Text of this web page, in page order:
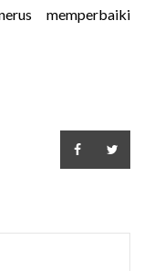
memperbaiki